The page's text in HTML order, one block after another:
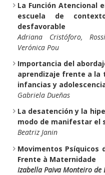
La Función Atencional
escuela de
desfavorable
Adriana Cristóforo,
Verónica Pou
Importancia del
aprendizaje frente a la
infancias y
Gabriela Dueñas
La desatención y la
modo de manifestar el
Beatriz Janin
Movimentos Psíquicos
Frente à Maternidade
Izabella Paiva Monteiro de